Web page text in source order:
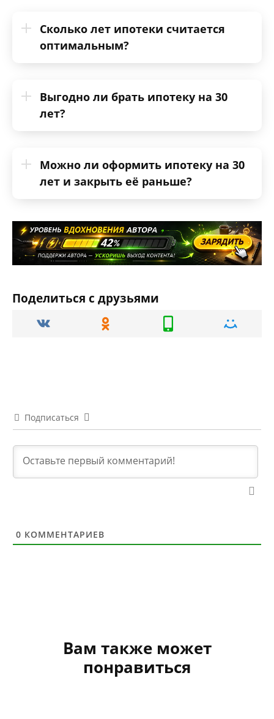
Сколько лет ипотеки считается
оптимальным?
Выгодно ли брать ипотеку на 30
лет?
Можно ли оформить ипотеку на 30
лет и закрыть её раньше?
Поделиться с друзьями
Подписаться
0 КОММЕНТАРИЕВ
Вам также может
понравиться